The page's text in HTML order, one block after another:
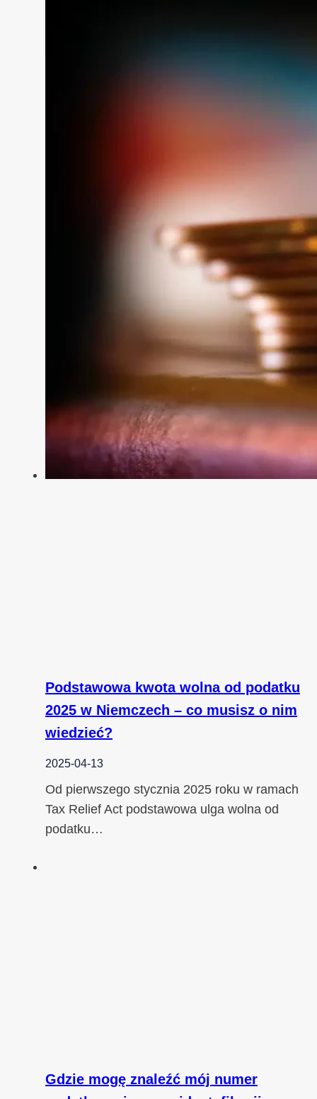
Podstawowa kwota wolna od podatku
2025 w Niemczech – co musisz o nim
wiedzieć?
2025-04-13
Od pierwszego stycznia 2025 roku w ramach
Tax Relief Act podstawowa ulga wolna od
podatku…
Gdzie mogę znaleźć mój numer